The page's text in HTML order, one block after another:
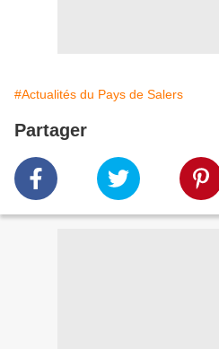
#Actualités du Pays de Salers
Partager